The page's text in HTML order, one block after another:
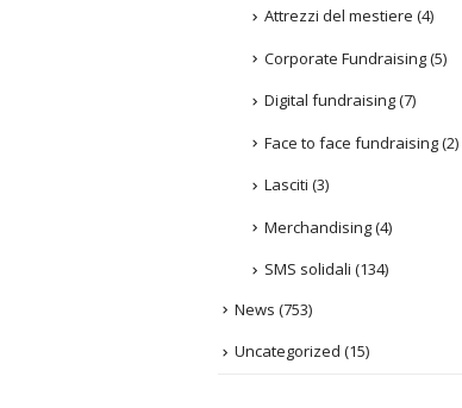
Attrezzi del mestiere (4)
Corporate Fundraising(5)
Digital fundraising(7)
Face to face fundraising(2)
Lasciti (3)
Merchandising(4)
SMS solidali (134)
News (753)
Uncategorized (15)